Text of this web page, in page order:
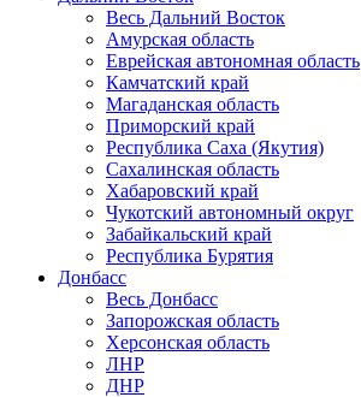
Весь Дальний Восток
Амурская область
Еврейская автономная область
Камчатский край
Магаданская область
Приморский край
Республика Саха (Якутия)
Сахалинская область
Хабаровский край
Чукотский автономный округ
Забайкальский край
Республика Бурятия
Донбасс
Весь Донбасс
Запорожская область
Херсонская область
ЛНР
ДНР